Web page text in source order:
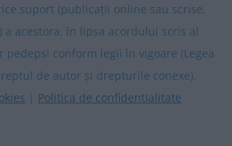
suport (publicații online sau scrise,
a acestora, în lipsa acordului scris al
pedepsi conform legii în vigoare (Legea
de autor și drepturile conexe).
| Politica de confidentialitate